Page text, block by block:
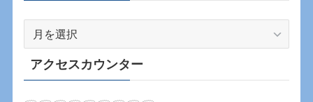
カ
イ
アクセスカウンター